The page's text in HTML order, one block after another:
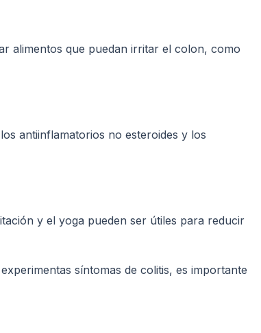
alimentos que puedan irritar el colon, como
antiinflamatorios no esteroides y los
y el yoga pueden ser útiles para reducir
síntomas de colitis, es importante